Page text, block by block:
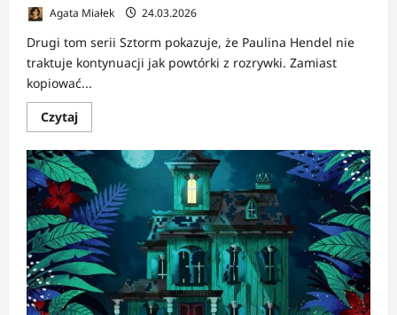
Agata Miałek 24.03.2026
Drugi tom serii Sztorm pokazuje, że Paulina Hendel nie
traktuje kontynuacji jak powtórki z rozrywki. Zamiast
kopiować...
CzytajDowiedz
się
o
RECENZJA:
Zakon
|
Baśnie,
które
zostawiają
siniaki